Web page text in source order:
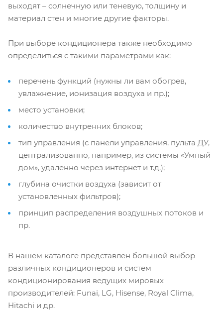
выходят – солнечную или теневую, толщину и
материал стен и многие другие факторы.
При выборе кондиционера также необходимо
определиться с такими параметрами как:
перечень функций (нужны ли вам обогрев,
увлажнение, ионизация воздуха и пр.);
место установки;
количество внутренних блоков;
тип управления (с панели управления, пульта ДУ,
централизованно, например, из системы «Умный
дом», удаленно через интернет и т.д.);
глубина очистки воздуха (зависит от
установленных фильтров);
принцип распределения воздушных потоков и
пр.
В нашем каталоге представлен большой выбор
различных кондиционеров и систем
кондиционирования ведущих мировых
производителей: Funai, LG, Hisense, Royal Clima,
Hitachi и др.